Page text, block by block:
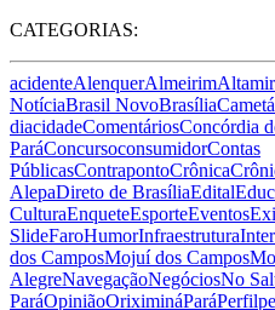
CATEGORIAS:
acidenteAlenquerAlmeirim
NotíciaBrasil NovoBrasíliaCametá
diacidadeComentáriosConcórdia
ParáConcursoconsumidorContas
PúblicasContrapontoCrônica
AlepaDireto de BrasíliaEdital
CulturaEnqueteEsporteEventos
SlideFaroHumorInfraestrutura
dos CamposMojuí dos Campos
AlegreNavegaçãoNegóciosNo
ParáOpiniãoOriximináParáPerfil